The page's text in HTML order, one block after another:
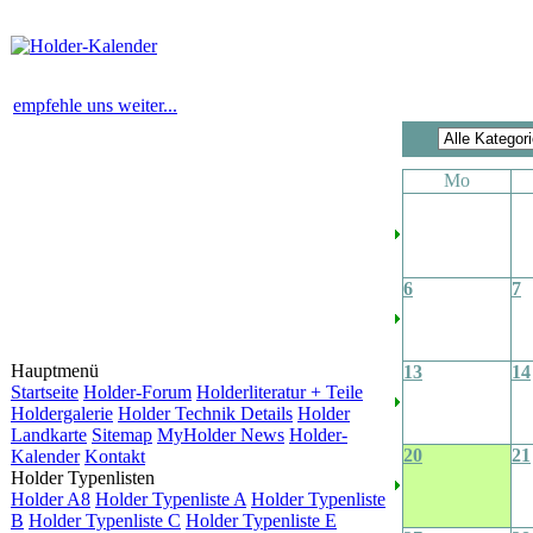
empfehle uns weiter...
Hauptmenü
Startseite Holder-Forum Holderliteratur + Teile
Holdergalerie Holder Technik Details Holder
Landkarte Sitemap MyHolder News Holder-
Kalender Kontakt
Holder Typenlisten
Holder A8 Holder Typenliste A Holder Typenliste
B Holder Typenliste C Holder Typenliste E
Mo
6 7
13 14
20 21